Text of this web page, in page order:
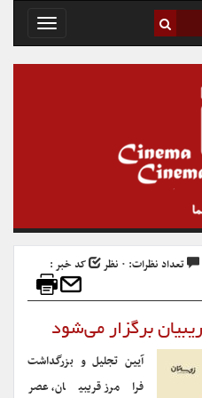
Toggle
تعداد نظرات: ۰ نظر
کد خبر :
برگزار می‌شود
آیین تجلیل و بزرگداشت
فرامرز قریبیان، عصر